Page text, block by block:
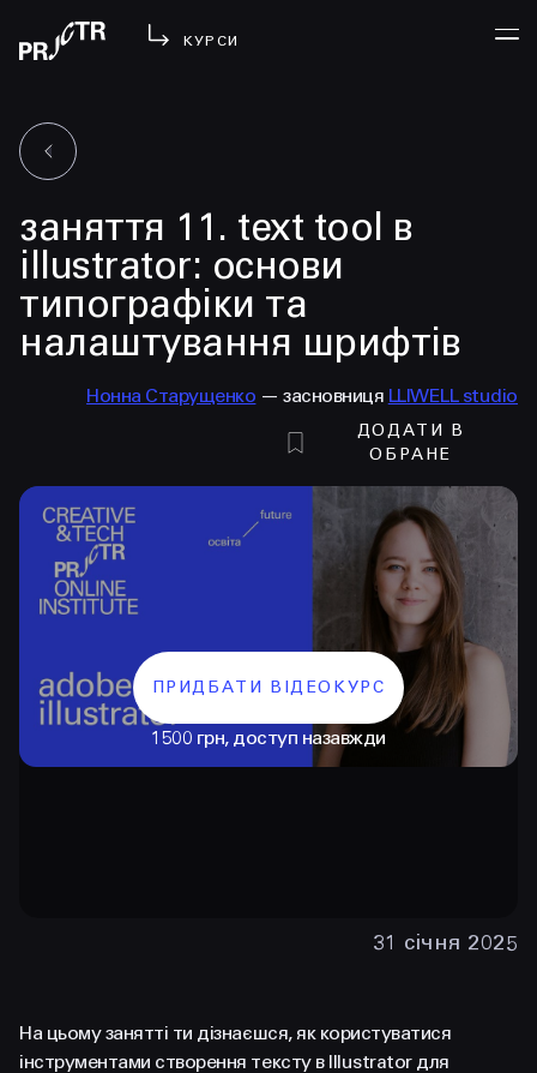
КУРСИ
МЕНЮ
у проджі
бібліотека
менторство
lezo
блог
INSTAGRAM TELEGRAM YOUTUBE
заняття 11. text tool в
illustrator: основи
типографіки та
налаштування шрифтів
Нонна Старущенко — засновниця LLIWELL studio
ДОДАТИ В
ОБРАНЕ
ПРИДБАТИ ВІДЕОКУРС
1500 грн, доступ назавжди
31 січня 2025
На цьому занятті ти дізнаєшся, як користуватися
інструментами створення тексту в Illustrator для